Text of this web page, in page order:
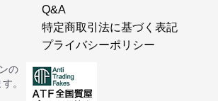
Q&A
特定商取引法に基づく表記
プライバシーポリシー
の
。